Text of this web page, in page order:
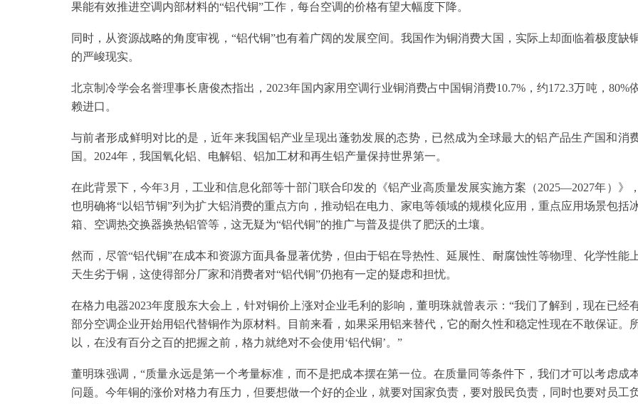
果能有效推进空调内部材料的“铝代铜”工作，每台空调的价格有望大幅度下降。
同时，从资源战略的角度审视，“铝代铜”也有着广阔的发展空间。我国作为铜消费大国，实际上却面临着极度缺
的严峻现实。
北京制冷学会名誉理事长唐俊杰指出，2023年国内家用空调行业铜消费占中国铜消费10.7%，约172.3万吨，80%
赖进口。
与前者形成鲜明对比的是，近年来我国铝产业呈现出蓬勃发展的态势，已然成为全球最大的铝产品生产国和消
国。2024年，我国氧化铝、电解铝、铝加工材和再生铝产量保持世界第一。
在此背景下，今年3月，工业和信息化部等十部门联合印发的《铝产业高质量发展实施方案（2025—2027年）》，
也明确将“以铝节铜”列为扩大铝消费的重点方向，推动铝在电力、家电等领域的规模化应用，重点应用场景包括
箱、空调热交换器换热铝管等，这无疑为“铝代铜”的推广与普及提供了肥沃的土壤。
然而，尽管“铝代铜”在成本和资源方面具备显著优势，但由于铝在导热性、延展性、耐腐蚀性等物理、化学性能
天生劣于铜，这使得部分厂家和消费者对“铝代铜”仍抱有一定的疑虑和担忧。
在格力电器2023年度股东大会上，针对铜价上涨对企业毛利的影响，董明珠就曾表示：“我们了解到，现在已经
部分空调企业开始用铝代替铜作为原材料。目前来看，如果采用铝来替代，它的耐久性和稳定性现在不敢保证。
以，在没有百分之百的把握之前，格力就绝对不会使用‘铝代铜’。”
董明珠强调，“质量永远是第一个考量标准，而不是把成本摆在第一位。在质量同等条件下，我们才可以考虑成
问题。今年铜的涨价对格力有压力，但要想做一个好的企业，就要对国家负责，要对股民负责，同时也要对员工